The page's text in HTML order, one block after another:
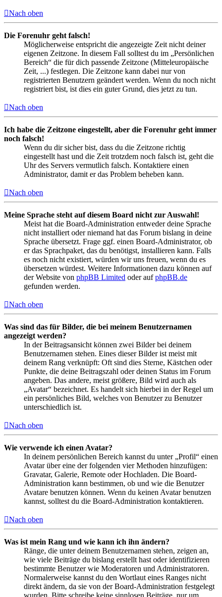
Nach oben
Die Forenuhr geht falsch!
Möglicherweise entspricht die angezeigte Zeit nicht deiner
eigenen Zeitzone. In diesem Fall solltest du im „Persönlichen
Bereich“ die für dich passende Zeitzone (Mitteleuropäische
Zeit, ...) festlegen. Die Zeitzone kann dabei nur von
registrierten Benutzern geändert werden. Wenn du noch nicht
registriert bist, ist dies ein guter Grund, dies jetzt zu tun.
Nach oben
Ich habe die Zeitzone eingestellt, aber die Forenuhr geht immer
noch falsch!
Wenn du dir sicher bist, dass du die Zeitzone richtig
eingestellt hast und die Zeit trotzdem noch falsch ist, geht die
Uhr des Servers vermutlich falsch. Kontaktiere einen
Administrator, damit er das Problem beheben kann.
Nach oben
Meine Sprache steht auf diesem Board nicht zur Auswahl!
Meist hat die Board-Administration entweder deine Sprache
nicht installiert oder niemand hat das Forum bislang in deine
Sprache übersetzt. Frage ggf. einen Board-Administrator, ob
er das Sprachpaket, das du benötigst, installieren kann. Falls
es noch nicht existiert, würden wir uns freuen, wenn du es
übersetzen würdest. Weitere Informationen dazu können auf
der Website von phpBB Limited oder aufphpBB.de
gefunden werden.
Nach oben
Was sind das für Bilder, die bei meinem Benutzernamen
angezeigt werden?
In der Beitragsansicht können zwei Bilder bei deinem
Benutzernamen stehen. Eines dieser Bilder ist meist mit
deinem Rang verknüpft: Oft sind dies Sterne, Kästchen oder
Punkte, die deine Beitragszahl oder deinen Status im Forum
angeben. Das andere, meist größere, Bild wird auch als
„Avatar“ bezeichnet. Es handelt sich hierbei in der Regel um
ein persönliches Bild, welches von Benutzer zu Benutzer
unterschiedlich ist.
Nach oben
Wie verwende ich einen Avatar?
In deinem persönlichen Bereich kannst du unter „Profil“ einen
Avatar über eine der folgenden vier Methoden hinzufügen:
Gravatar, Galerie, Remote oder Hochladen. Die Board-
Administration kann bestimmen, ob und wie die Benutzer
Avatare benutzen können. Wenn du keinen Avatar benutzen
kannst, solltest du die Board-Administration kontaktieren.
Nach oben
Was ist mein Rang und wie kann ich ihn ändern?
Ränge, die unter deinem Benutzernamen stehen, zeigen an,
wie viele Beiträge du bislang erstellt hast oder identifizieren
bestimmte Benutzer wie Moderatoren und Administratoren.
Normalerweise kannst du den Wortlaut eines Ranges nicht
direkt ändern, da sie von der Board-Administration festgelegt